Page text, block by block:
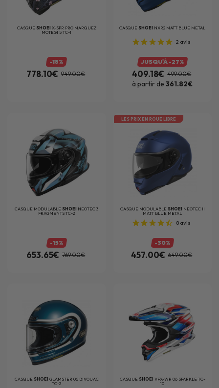
CASQUE SHOEI X-SPR PRO MARQUEZ
MOTEGI 5 TC-1
-18%
778.10€ 949.00€
CASQUE SHOEI NXR2 MATT BLUE METAL
2 avis
JUSQU'À -27%
409.18€ 499.00€
à partir de361.82€
CASQUE MODULABLE SHOEI NEOTEC 3
FRAGMENTS TC-2
-15%
653.65€ 769.00€
LES PRIX EN ROUE LIBRE
CASQUE MODULABLE SHOEI NEOTEC II
MATT BLUE METAL
8 avis
-30%
457.00€ 649.00€
CASQUE SHOEI GLAMSTER 06 BIVOUAC
TC-2
CASQUE SHOEI VFX-WR 06 SPARKLE TC-
10